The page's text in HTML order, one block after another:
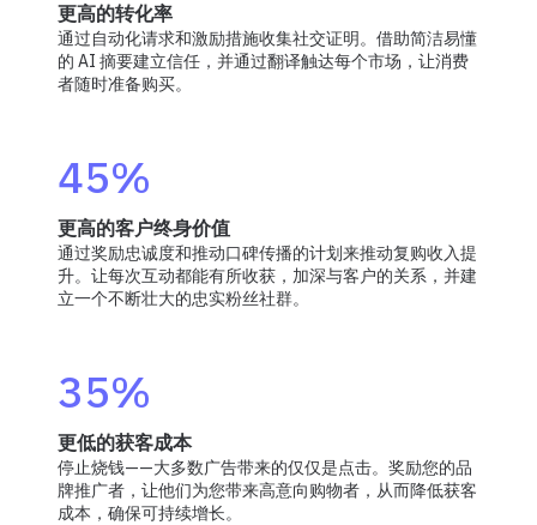
更高的转化率
通过自动化请求和激励措施收集社交证明。借助简洁易懂
的 AI 摘要建立信任，并通过翻译触达每个市场，让消费
者随时准备购买。
45%
更高的客户终身价值
通过奖励忠诚度和推动口碑传播的计划来推动复购收入提
升。让每次互动都能有所收获，加深与客户的关系，并建
立一个不断壮大的忠实粉丝社群。
35%
更低的获客成本
停止烧钱——大多数广告带来的仅仅是点击。奖励您的品
牌推广者，让他们为您带来高意向购物者，从而降低获客
成本，确保可持续增长。